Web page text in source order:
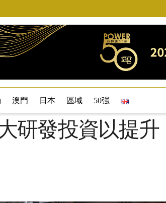
澳門 日本 區域 50强
研發投資以提升